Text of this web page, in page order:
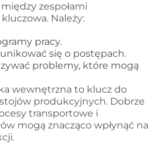
zespołami
Należy:
pracy.
się o postępach.
problemy, które mogą
wewnętrzna to klucz do
produkcyjnych. Dobrze
transportowe i
mogą znacząco wpłynąć na